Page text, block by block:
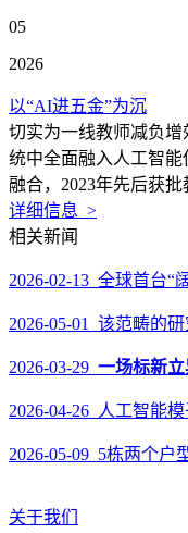
05
2026
以“AI进五金”为沉
切实为一线教师减负
统中全面融入人工智
融合，2023年先后获批
详细信息 >
相关新闻
2026-02-13 全球首台“
2026-05-01 该范畴的
2026-03-29 一场标新
2026-04-26 人工智能
2026-05-09 5栋两个户
关于我们